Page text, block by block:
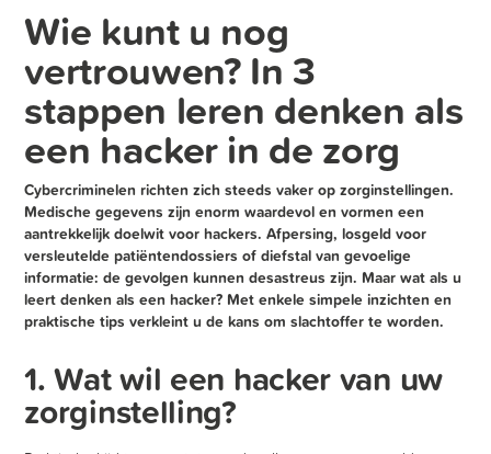
Wie kunt u nog
vertrouwen? In 3
stappen leren denken als
een hacker in de zorg
Cybercriminelen richten zich steeds vaker op zorginstellingen.
Medische gegevens zijn enorm waardevol en vormen een
aantrekkelijk doelwit voor hackers. Afpersing, losgeld voor
versleutelde patiëntendossiers of diefstal van gevoelige
informatie: de gevolgen kunnen desastreus zijn. Maar wat als u
leert denken als een hacker? Met enkele simpele inzichten en
praktische tips verkleint u de kans om slachtoffer te worden.
1. Wat wil een hacker van uw
zorginstelling?